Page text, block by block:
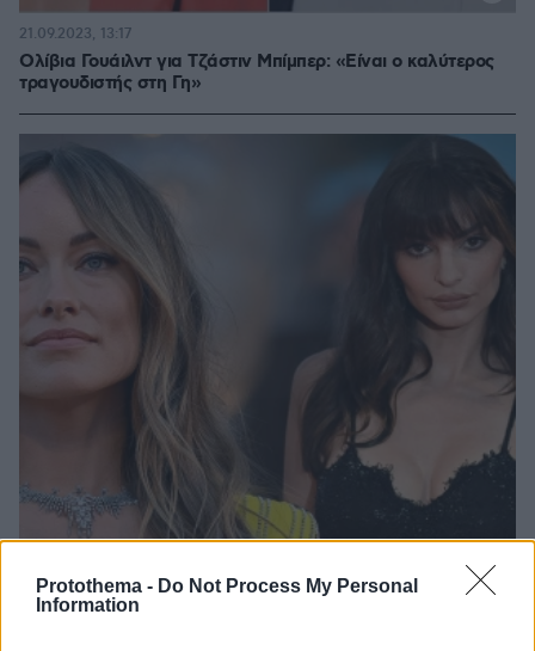
Protothema - Do Not Process My Personal
Information
Ολίβια Γουάιλντ για Τζάστιν Μπίμπερ: «Είναι ο καλύτερος
τραγουδιστής στη Γη»
21.09.2023, 13:17